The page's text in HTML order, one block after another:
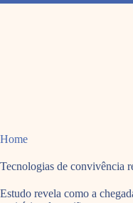
Pular
Home
Tecnologias de convivência
Estudo revela como a